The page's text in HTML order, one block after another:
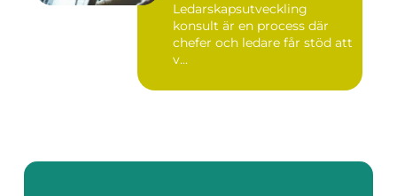
Ledarskapsutveckling
konsult är en process där
chefer och ledare får stöd att
v...